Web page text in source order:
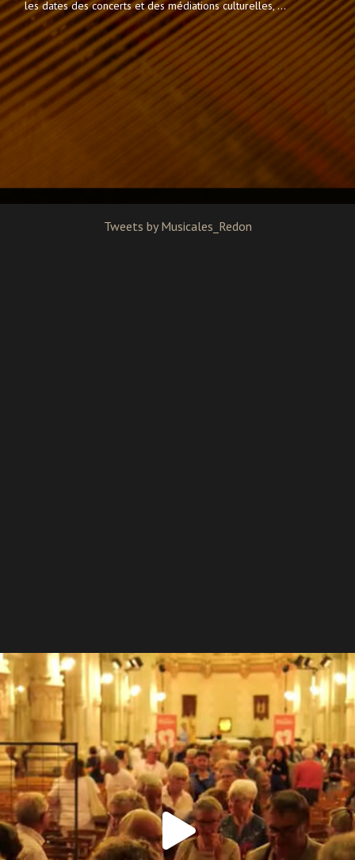
les dates des concerts et des médiations culturelles, ...
Tweets by Musicales_Redon